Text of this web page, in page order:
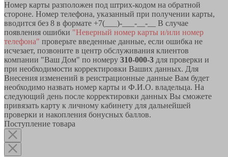
Номер карты разположен под штрих-кодом на обратной
стороне. Номер телефона, указанный при получении карты,
вводится без 8 в формате +7(___)-___-__-__ В случае
появления ошибки "Неверный номер карты и/или номер
телефона" проверьте введенные данные, если ошибка не
исчезает, позвоните в центр обслуживания клиентов
компании "Ваш Дом" по номеру 310-000-3 для проверки и
при необходимости корректировки Ваших данных. Для
Внесения изменений в реистрационные данные Вам будет
необходимо назвать номер карты и Ф.И.О. владельца. На
следующий день после корректировки данных Вы сможете
привязать карту к личному кабинету для дальнейшей
проверки и накопления бонусных баллов.
Поступление товара